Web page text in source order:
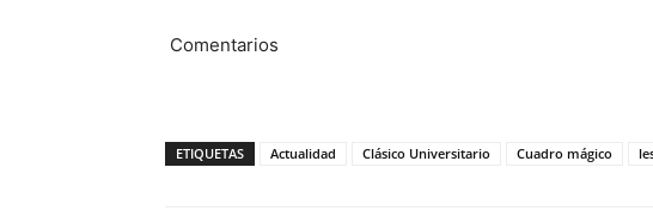
Comentarios
ETIQUETAS Actualidad Clásico Universitario Cuadro mágico